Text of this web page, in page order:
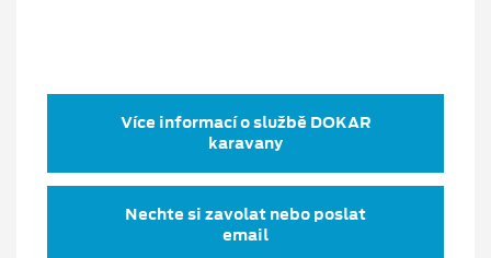
Více informací o službě DOKAR
karavany
Nechte si zavolat nebo poslat
email